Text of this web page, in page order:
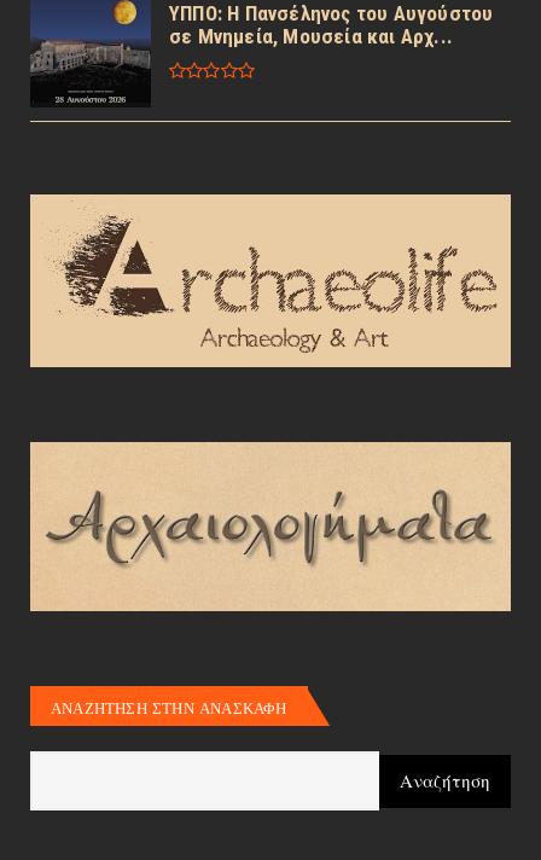
ΥΠΠΟ: Η Πανσέληνος του Αυγούστου
σε Μνημεία, Μουσεία και Αρχ...
ΑΝΑΖΗΤΗΣΗ ΣΤΗΝ ΑΝΑΣΚΑΦΗ